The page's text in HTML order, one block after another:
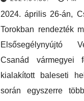
2024. április 26-án,
Torokban rendezték
Elsősegélynyújtó
Csanád vármegyei
kialakított baleseti
során egyszerre